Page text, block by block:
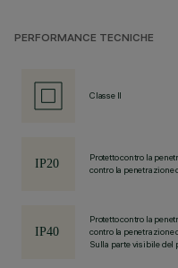
PERFORMANCE TECNICHE
Classe II
Protetto contro la
contro la
Protetto contro la
contro la
Sulla parte visibile del